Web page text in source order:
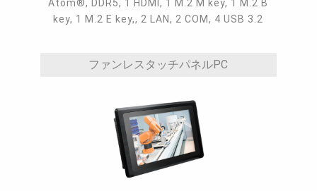
Atom®, DDR5, 1 HDMI, 1 M.2 M key, 1 M.2 B
key, 1 M.2 E key,, 2 LAN, 2 COM, 4 USB 3.2
ファンレスタッチパネルPC